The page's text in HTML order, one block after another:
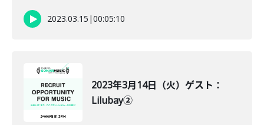
2023.03.15 |00:05:10
2023年3月14日（火）ゲスト：
Lilubay②